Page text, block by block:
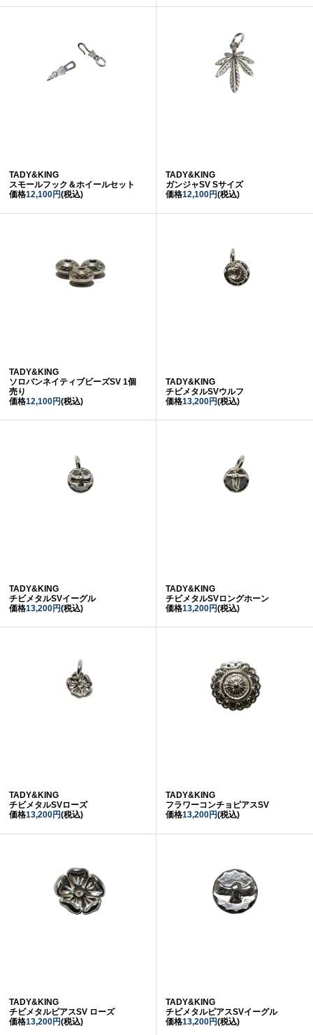
TADY&KING
スモールフック＆ホイールセット
価格12,100円(税込)
TADY&KING
ガンジャSV Sサイズ
価格12,100円(税込)
TADY&KING
ソロバンネイティブビーズSV 1個
売り
価格12,100円(税込)
TADY&KING
チビメタルSVウルフ
価格13,200円(税込)
TADY&KING
チビメタルSVイーグル
価格13,200円(税込)
TADY&KING
チビメタルSVロングホーン
価格13,200円(税込)
TADY&KING
チビメタルSVローズ
価格13,200円(税込)
TADY&KING
フラワーコンチョピアスSV
価格13,200円(税込)
TADY&KING
チビメタルピアスSV ローズ
価格13,200円(税込)
TADY&KING
チビメタルピアスSVイーグル
価格13,200円(税込)